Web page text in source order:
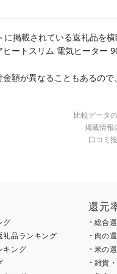
掲載されている返礼品を
ヒートスリム 電気ヒータ
額が異なることもあるので
比較データ
掲載情報
口コミ
グ
礼品ランキング
キング
還元
総合
肉の
米の
雑貨